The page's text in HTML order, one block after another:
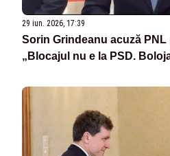
29 iun. 2026, 17:39
Sorin Grindeanu acuză
„Blocajul nu e la PSD.